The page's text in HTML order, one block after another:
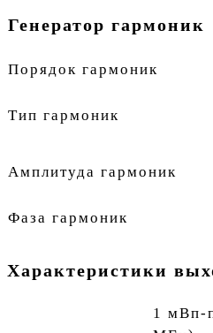
Генератор гармоник
Порядок гармоник
Тип гармоник
Амплитуда гармоник
Фаза гармоник
Характеристики
1 мВп-